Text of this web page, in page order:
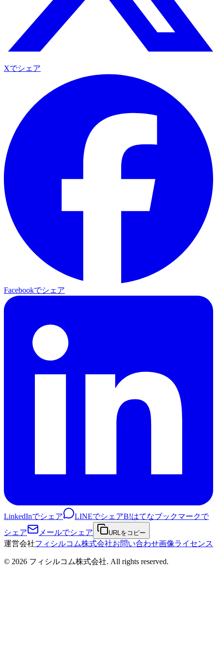
Xでシェア
Facebookでシェア
LinkedInでシェア LINEでシェアB!はてなブックマークで
シェア
メールでシェア URLをコピー
運営会社フィシルコム株式会社お問い合わせ画像ライセンス
© 2026 フィシルコム株式会社. All rights reserved.